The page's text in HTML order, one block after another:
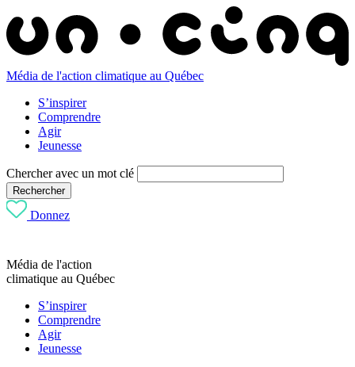
Média de l'action climatique au Québec
S’inspirer
Comprendre
Agir
Jeunesse
Chercher avec un mot clé
Rechercher
Donnez
Média de l'action
climatique au Québec
S’inspirer
Comprendre
Agir
Jeunesse